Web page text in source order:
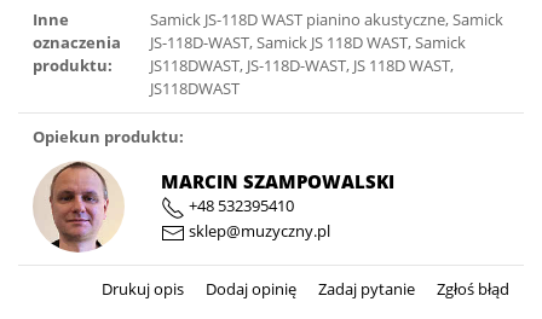
Inne
oznaczenia
produktu:
Samick JS-118D WAST pianino akustyczne, Samick
JS-118D-WAST, Samick JS 118D WAST, Samick
JS118DWAST, JS-118D-WAST, JS 118D WAST,
JS118DWAST
Opiekun produktu:
MARCIN SZAMPOWALSKI
+48 532395410
sklep@muzyczny.pl
Drukuj opis Dodaj opinię Zadaj pytanie Zgłoś błąd